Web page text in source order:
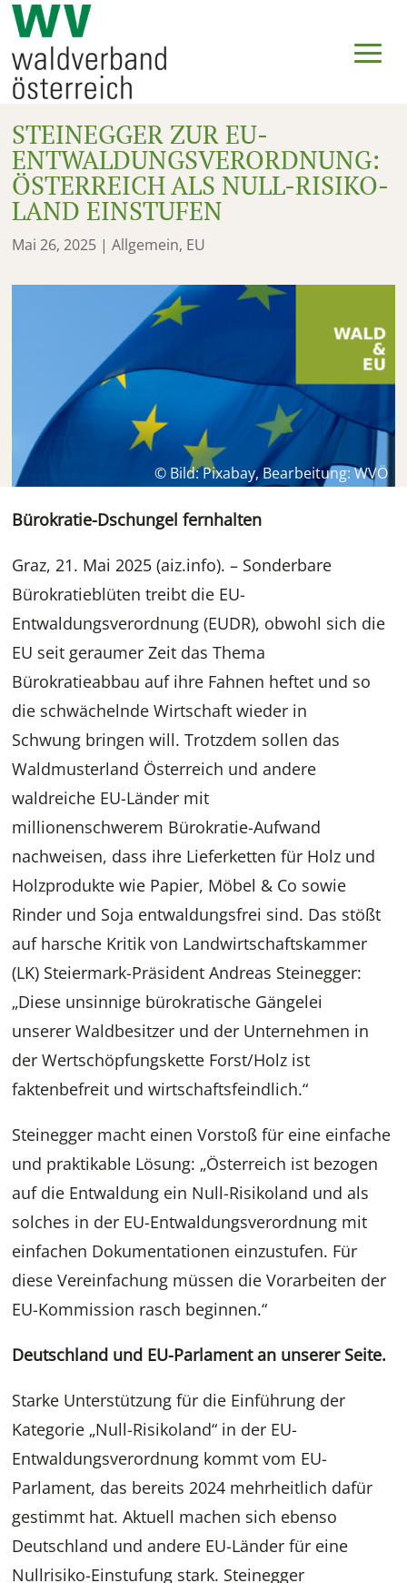
STEINEGGER ZUR EU-
ENTWALDUNGSVERORDNUNG:
ÖSTERREICH ALS NULL-RISIKO-
LAND EINSTUFEN
Mai 26, 2025 |Allgemein, EU
© Bild: Pixabay, Bearbeitung: WVÖ
Bürokratie-Dschungel fernhalten
Graz, 21. Mai 2025 (aiz.info). – Sonderbare
Bürokratieblüten treibt die EU-
Entwaldungsverordnung (EUDR), obwohl sich die
EU seit geraumer Zeit das Thema
Bürokratieabbau auf ihre Fahnen heftet und so
die schwächelnde Wirtschaft wieder in
Schwung bringen will. Trotzdem sollen das
Waldmusterland Österreich und andere
waldreiche EU-Länder mit
millionenschwerem Bürokratie-Aufwand
nachweisen, dass ihre Lieferketten für Holz und
Holzprodukte wie Papier, Möbel & Co sowie
Rinder und Soja entwaldungsfrei sind. Das stößt
auf harsche Kritik von Landwirtschaftskammer
(LK) Steiermark-Präsident Andreas Steinegger:
„Diese unsinnige bürokratische Gängelei
unserer Waldbesitzer und der Unternehmen in
der Wertschöpfungskette Forst/Holz ist
faktenbefreit und wirtschaftsfeindlich.“
Steinegger macht einen Vorstoß für eine einfache
und praktikable Lösung: „Österreich ist bezogen
auf die Entwaldung ein Null-Risikoland und als
solches in der EU-Entwaldungsverordnung mit
einfachen Dokumentationen einzustufen. Für
diese Vereinfachung müssen die Vorarbeiten der
EU-Kommission rasch beginnen.“
Deutschland und EU-Parlament an unserer Seite.
Starke Unterstützung für die Einführung der
Kategorie „Null-Risikoland“ in der EU-
Entwaldungsverordnung kommt vom EU-
Parlament, das bereits 2024 mehrheitlich dafür
gestimmt hat. Aktuell machen sich ebenso
Deutschland und andere EU-Länder für eine
Nullrisiko-Einstufung stark. Steinegger